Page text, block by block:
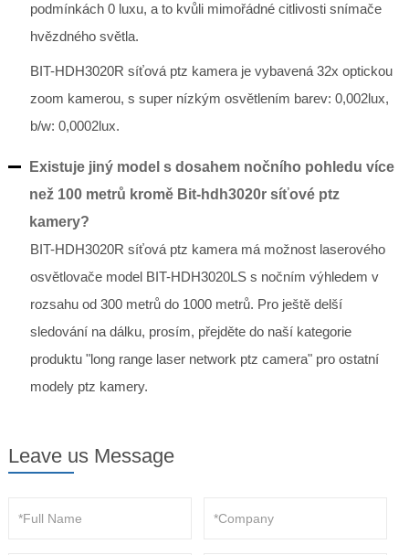
podmínkách 0 luxu, a to kvůli mimořádné citlivosti snímače
hvězdného světla.
BIT-HDH3020R síťová ptz kamera je vybavená 32x optickou
zoom kamerou, s super nízkým osvětlením barev: 0,002lux,
b/w: 0,0002lux.
Existuje jiný model s dosahem nočního pohledu více
než 100 metrů kromě Bit-hdh3020r síťové ptz
kamery?
BIT-HDH3020R síťová ptz kamera má možnost laserového
osvětlovače model BIT-HDH3020LS s nočním výhledem v
rozsahu od 300 metrů do 1000 metrů. Pro ještě delší
sledování na dálku, prosím, přejděte do naší kategorie
produktu "long range laser network ptz camera" pro ostatní
modely ptz kamery.
Leave us Message